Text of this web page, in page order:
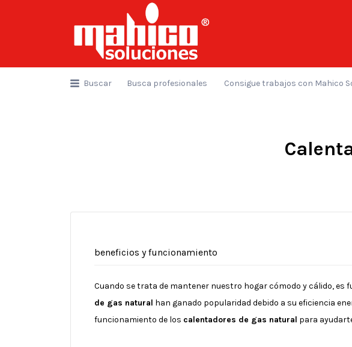
por:
Buscar Busca profesionales Consigue trabajos con Mahico
beneficios y funcionamiento
Cuando se trata de mantener nuestro hogar cómodo y cálido,
de gas natural han ganado popularidad debido a su eficiencia
funcionamiento de los calentadores de gas natural para